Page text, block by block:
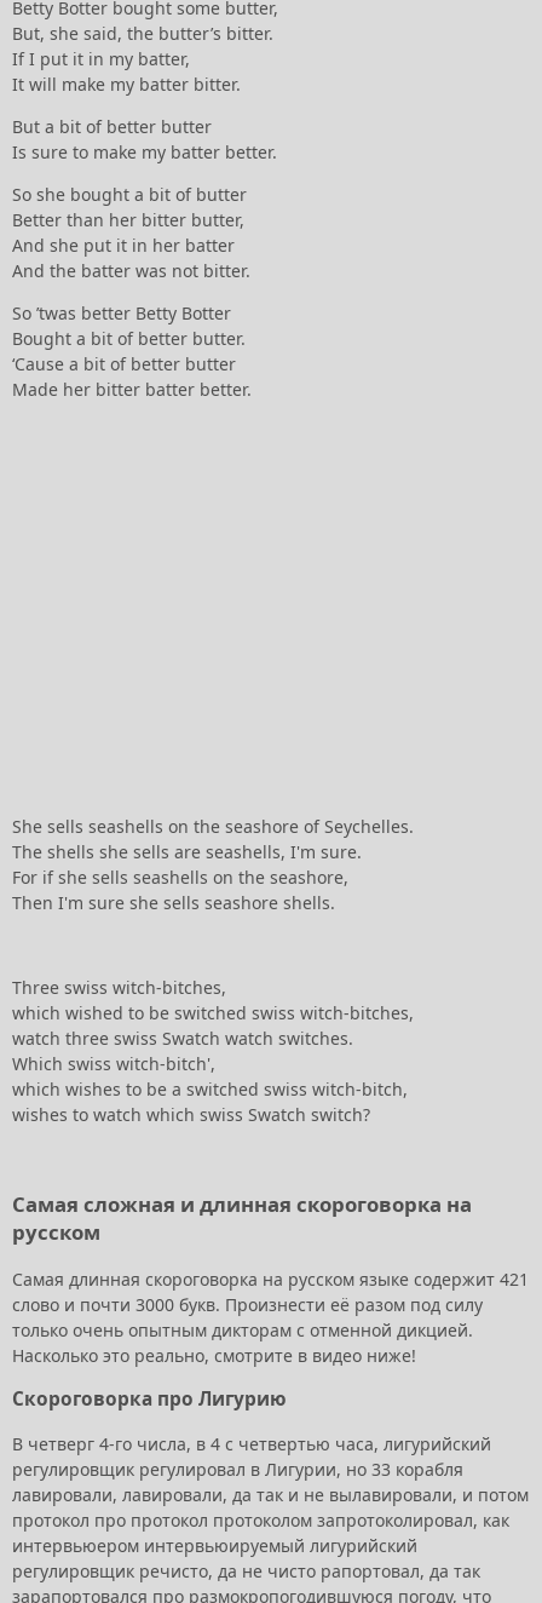
Betty Botter bought some butter,
But, she said, the butter’s bitter.
If I put it in my batter,
It will make my batter bitter.
But a bit of better butter
Is sure to make my batter better.
So she bought a bit of butter
Better than her bitter butter,
And she put it in her batter
And the batter was not bitter.
So ’twas better Betty Botter
Bought a bit of better butter.
‘Cause a bit of better butter
Made her bitter batter better.
She sells seashells on the seashore of Seychelles.
The shells she sells are seashells, I'm sure.
For if she sells seashells on the seashore,
Then I'm sure she sells seashore shells.
Three swiss witch-bitches,
which wished to be switched swiss witch-bitches,
watch three swiss Swatch watch switches.
Which swiss witch-bitch',
which wishes to be a switched swiss witch-bitch,
wishes to watch which swiss Swatch switch?
Самая сложная и длинная скороговорка на
русском
Самая длинная скороговорка на русском языке содержит 421
слово и почти 3000 букв. Произнести её разом под силу
только очень опытным дикторам с отменной дикцией.
Насколько это реально, смотрите в видео ниже!
Скороговорка про Лигурию
В четверг 4-го числа, в 4 с четвертью часа, лигурийский
регулировщик регулировал в Лигурии, но 33 корабля
лавировали, лавировали, да так и не вылавировали, и потом
протокол про протокол протоколом запротоколировал, как
интервьюером интервьюируемый лигурийский
регулировщик речисто, да не чисто рапортовал, да так
зарапортовался про размокропогодившуюся погоду, что